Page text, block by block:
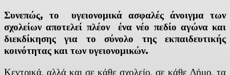
Συνεπώς, το υγειονομικά ασφαλές άνοιγμα των
σχολείων αποτελεί πλέον ένα νέο πεδίο αγώνα και
διεκδίκησης για το σύνολο της εκπαιδευτικής
κοινότητας και των υγειονομικών.
Κεντρικά, αλλά και σε κάθε σχολείο, σε κάθε Δήμο, τα